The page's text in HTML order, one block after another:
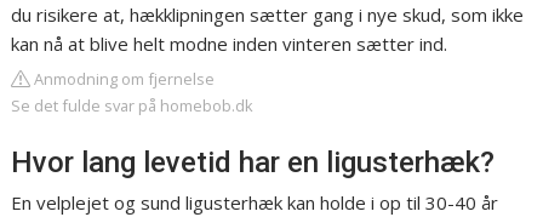
du risikere at, hækklipningen sætter gang i nye skud, som ikke
kan nå at blive helt modne inden vinteren sætter ind.
Anmodning om fjernelse
Se det fulde svar på homebob.dk
Hvor lang levetid har en ligusterhæk?
En velplejet og sund ligusterhæk kan holde i op til 30-40 år